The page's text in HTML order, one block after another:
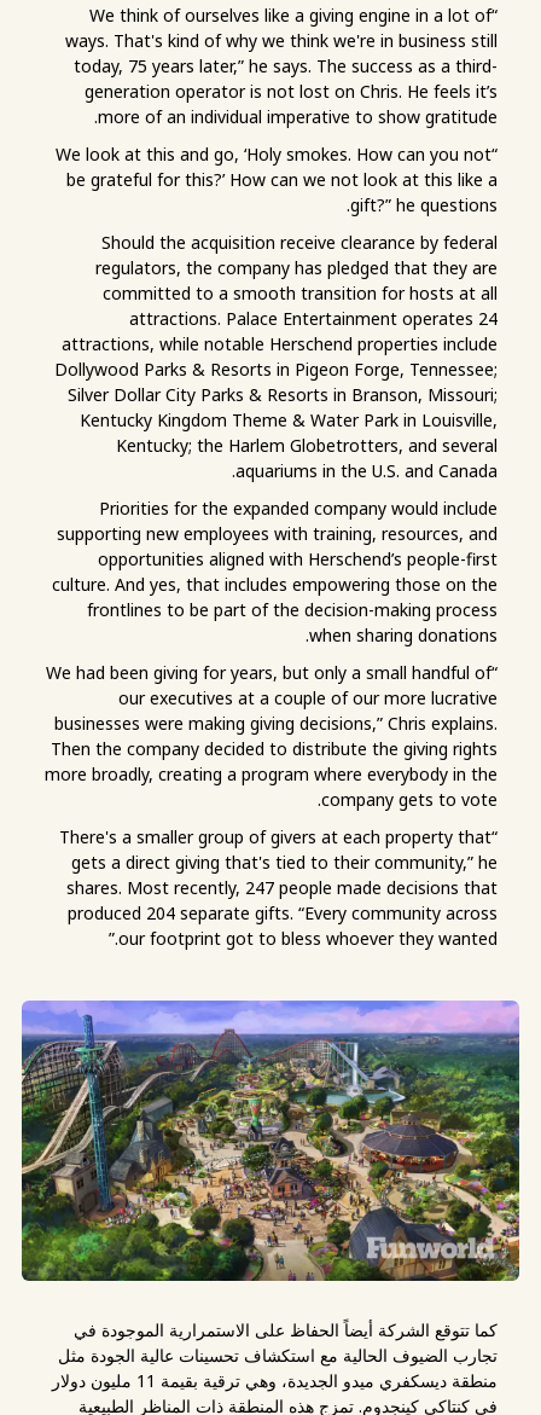
“We think of ourselves like a giving engine in a lot of
ways. That's kind of why we think we're in business still
today, 75 years later,” he says. The success as a third-
generation operator is not lost on Chris. He feels it’s
more of an individual imperative to show gratitude.
“We look at this and go, ‘Holy smokes. How can you not
be grateful for this?’ How can we not look at this like a
gift?” he questions.
Should the acquisition receive clearance by federal
regulators, the company has pledged that they are
committed to a smooth transition for hosts at all
attractions. Palace Entertainment operates 24
attractions, while notable Herschend properties include
Dollywood Parks & Resorts in Pigeon Forge, Tennessee;
Silver Dollar City Parks & Resorts in Branson, Missouri;
Kentucky Kingdom Theme & Water Park in Louisville,
Kentucky; the Harlem Globetrotters, and several
aquariums in the U.S. and Canada.
Priorities for the expanded company would include
supporting new employees with training, resources, and
opportunities aligned with Herschend’s people-first
culture. And yes, that includes empowering those on the
frontlines to be part of the decision-making process
when sharing donations.
“We had been giving for years, but only a small handful of
our executives at a couple of our more lucrative
businesses were making giving decisions,” Chris explains.
Then the company decided to distribute the giving rights
more broadly, creating a program where everybody in the
company gets to vote.
“There's a smaller group of givers at each property that
gets a direct giving that's tied to their community,” he
shares. Most recently, 247 people made decisions that
produced 204 separate gifts. “Every community across
our footprint got to bless whoever they wanted.”
كما تتوقع الشركة أيضاً الحفاظ على الاستمرارية الموجودة في
تجارب الضيوف الحالية مع استكشاف تحسينات عالية الجودة مثل
منطقة ديسكفري ميدو الجديدة، وهي ترقية بقيمة 11 مليون دولار
في كنتاكي كينجدوم. تمزج هذه المنطقة ذات المناظر الطبيعية